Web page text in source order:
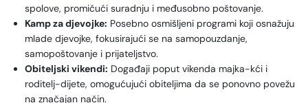
spolove, promičući suradnju i međusobno poštovanje.
Kamp za djevojke: Posebno osmišljeni programi koji osnažuju
mlade djevojke, fokusirajući se na samopouzdanje,
samopoštovanje i prijateljstvo.
Obiteljski vikendi: Događaji poput vikenda majka-kći i
roditelj-dijete, omogućujući obiteljima da se ponovno povežu
na značajan način.